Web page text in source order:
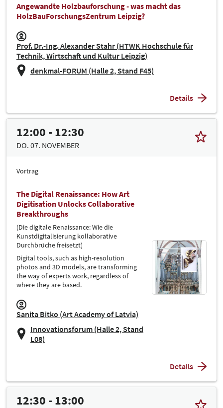
Angewandte Holzbauforschung - was macht das
HolzBauForschungsZentrum Leipzig?
Prof. Dr.-Ing. Alexander Stahr (HTWK Hochschule für
Technik, Wirtschaft und Kultur Leipzig)
denkmal-FORUM (Halle 2, Stand F45)
Details
12:00 - 12:30
DO. 07. NOVEMBER
Vortrag
The Digital Renaissance: How Art
Digitisation Unlocks Collaborative
Breakthroughs
(Die digitale Renaissance: Wie die
Kunstdigitalisierung kollaborative
Durchbrüche freisetzt)
Digital tools, such as high-resolution
photos and 3D models, are transforming
the way of experts work, regardless of
where they are based.
Sanita Bitko (Art Academy of Latvia)
Innovationsforum (Halle 2, Stand
L08)
Details
12:30 - 13:00